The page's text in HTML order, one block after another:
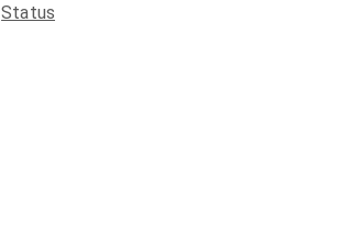
Status